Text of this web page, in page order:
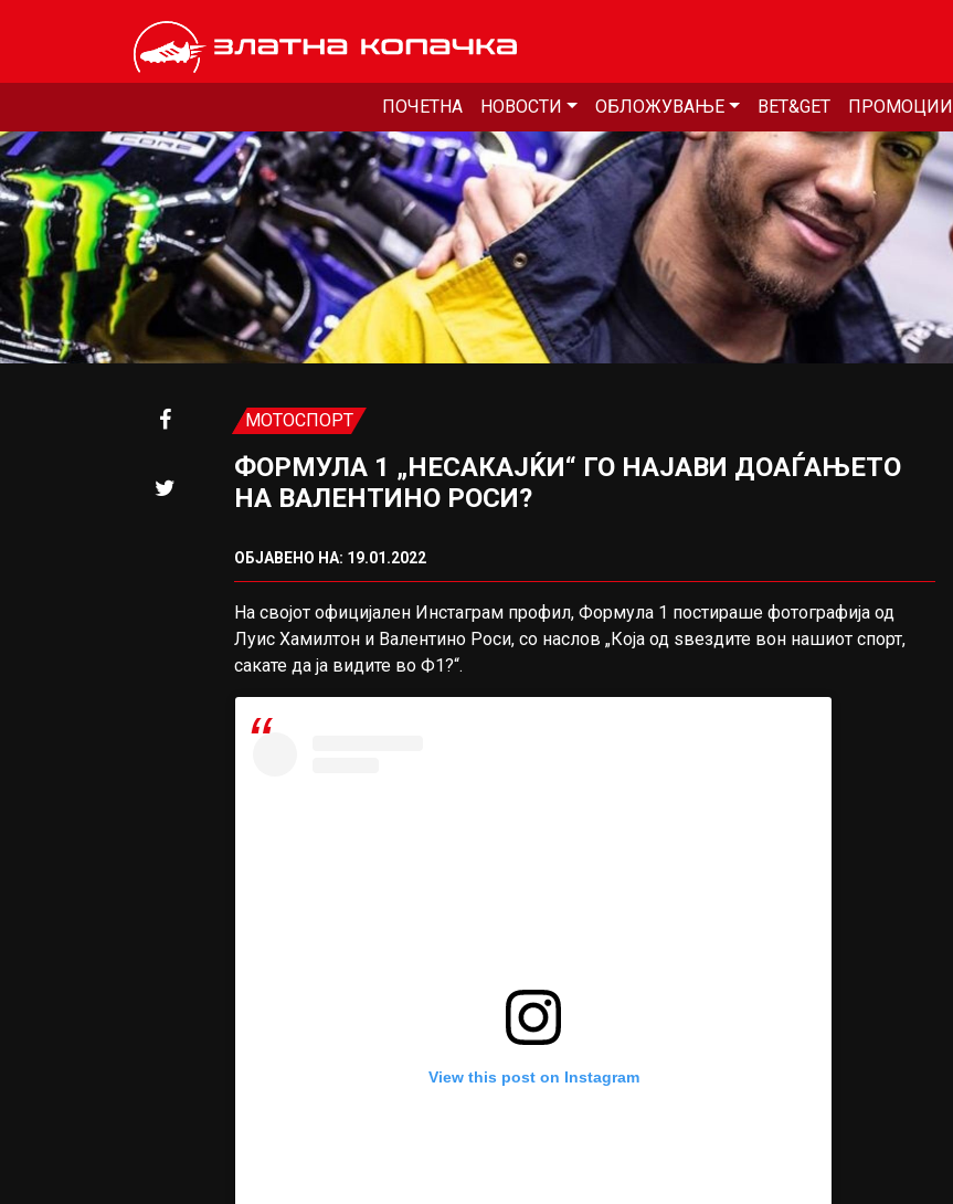
ПОЧЕТНА НОВОСТИ ОБЛОЖУВАЊЕ BET&GET ПРОМОЦИИ
МОТОСПОРТ
ФОРМУЛА 1 „НЕСАКАЈЌИ“ ГО НАЈАВИ ДОАЃАЊЕТО
НА ВАЛЕНТИНО РОСИ?
ОБЈАВЕНО НА: 19.01.2022
На својот официјален Инстаграм профил, Формула 1 постираше фотографија од
Луис Хамилтон и Валентино Роси, со наслов „Која од ѕвездите вон нашиот спорт,
сакате да ја видите во Ф1?“.
View this post on Instagram
ЧАЛХАНОГЛУ ПРЕСАДИ КОСА, МОДРИЌ